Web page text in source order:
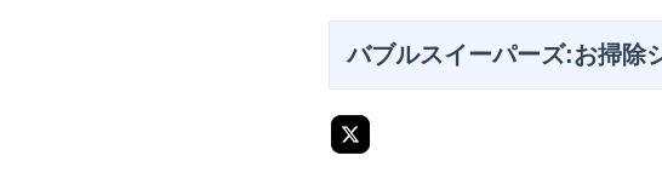
バブルスイーパーズ:お掃除